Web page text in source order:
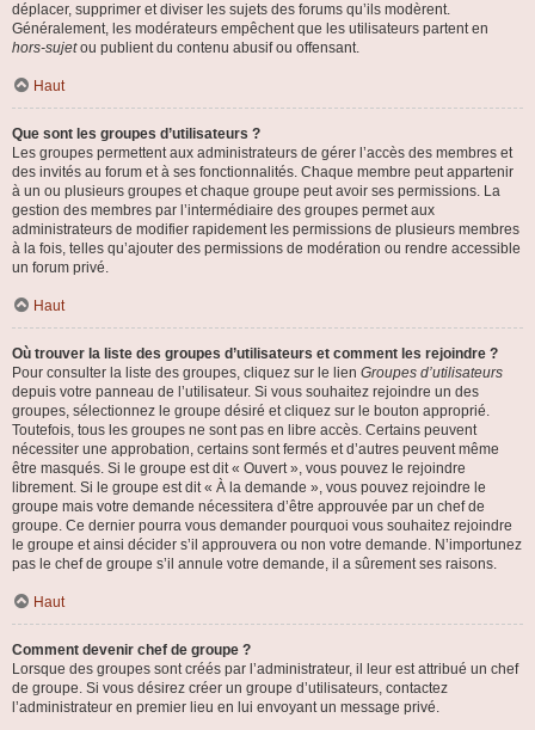
déplacer, supprimer et diviser les sujets des forums qu’ils modèrent.
Généralement, les modérateurs empêchent que les utilisateurs partent en
hors-sujetou publient du contenu abusif ou offensant.
Haut
Que sont les groupes d’utilisateurs ?
Les groupes permettent aux administrateurs de gérer l’accès des membres et
des invités au forum et à ses fonctionnalités. Chaque membre peut appartenir
à un ou plusieurs groupes et chaque groupe peut avoir ses permissions. La
gestion des membres par l’intermédiaire des groupes permet aux
administrateurs de modifier rapidement les permissions de plusieurs membres
à la fois, telles qu’ajouter des permissions de modération ou rendre accessible
un forum privé.
Haut
Où trouver la liste des groupes d’utilisateurs et comment les rejoindre ?
Pour consulter la liste des groupes, cliquez sur le lien Groupes d’utilisateurs
depuis votre panneau de l’utilisateur. Si vous souhaitez rejoindre un des
groupes, sélectionnez le groupe désiré et cliquez sur le bouton approprié.
Toutefois, tous les groupes ne sont pas en libre accès. Certains peuvent
nécessiter une approbation, certains sont fermés et d’autres peuvent même
être masqués. Si le groupe est dit « Ouvert », vous pouvez le rejoindre
librement. Si le groupe est dit « À la demande », vous pouvez rejoindre le
groupe mais votre demande nécessitera d’être approuvée par un chef de
groupe. Ce dernier pourra vous demander pourquoi vous souhaitez rejoindre
le groupe et ainsi décider s’il approuvera ou non votre demande. N’importunez
pas le chef de groupe s’il annule votre demande, il a sûrement ses raisons.
Haut
Comment devenir chef de groupe ?
Lorsque des groupes sont créés par l’administrateur, il leur est attribué un chef
de groupe. Si vous désirez créer un groupe d’utilisateurs, contactez
l’administrateur en premier lieu en lui envoyant un message privé.